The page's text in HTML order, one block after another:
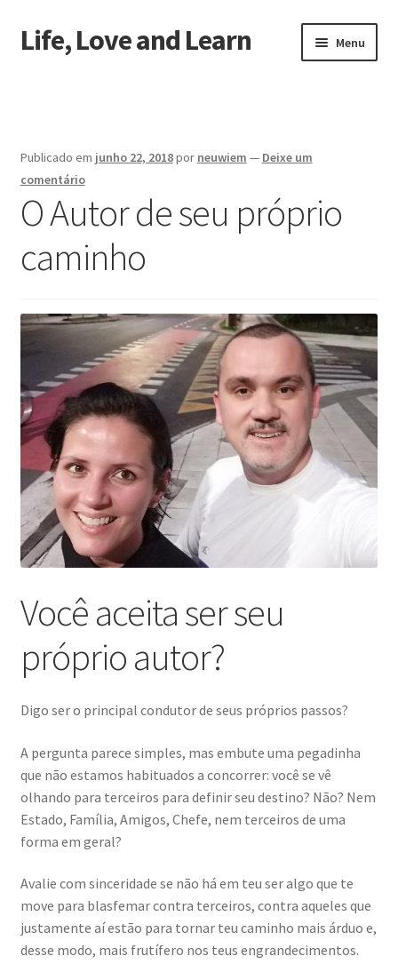
Pular
para
Pular
para
Life, Love and Learn Menu
Publicado em junho 22, 2018por neuwiem — Deixe um
comentário
O Autor de seu próprio
caminho
Você aceita ser seu
próprio autor?
Digo ser o principal condutor de seus próprios passos?
A pergunta parece simples, mas embute uma pegadinha
que não estamos habituados a concorrer: você se vê
olhando para terceiros para definir seu destino? Não? Nem
Estado, Família, Amigos, Chefe, nem terceiros de uma
forma em geral?
Avalie com sinceridade se não há em teu ser algo que te
move para blasfemar contra terceiros, contra aqueles que
justamente aí estão para tornar teu caminho mais árduo e,
desse modo, mais frutífero nos teus engrandecimentos.